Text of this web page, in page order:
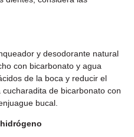
y desodorante natural
con bicarbonato y agua
de la boca y reducir el
de bicarbonato con
bucal.